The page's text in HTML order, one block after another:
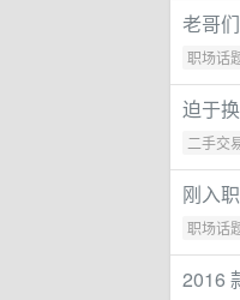
老哥
职场话
迫于
二手交
刚入
职场话
2016